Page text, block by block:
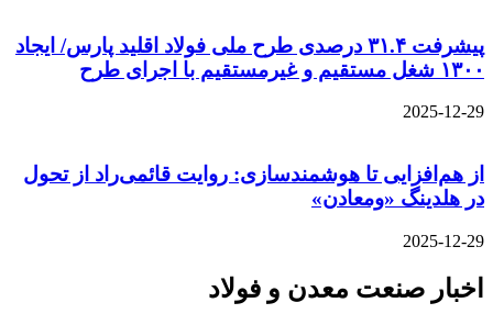
پیشرفت ۳۱.۴ درصدی طرح ملی فولاد اقلید پارس/ ایجاد
۱۳۰۰ شغل مستقیم و غیرمستقیم با اجرای طرح
2025-12-29
از هم‌افزایی تا هوشمندسازی: روایت قائمی‌راد از تحول
در هلدینگ «ومعادن»
2025-12-29
اخبار صنعت معدن و فولاد